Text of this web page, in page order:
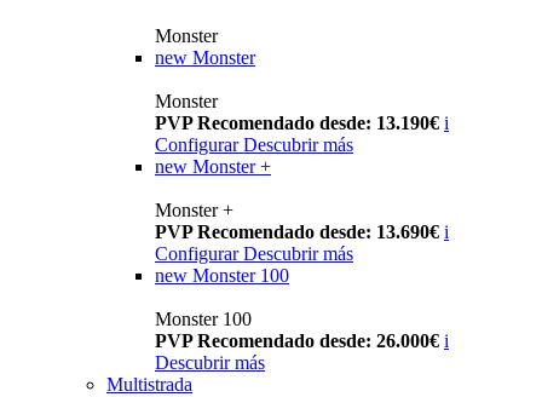
Monster
new Monster
Monster
PVP Recomendado desde: 13.190€ i
Configurar Descubrir más
new Monster +
Monster +
PVP Recomendado desde: 13.690€ i
Configurar Descubrir más
new Monster 100
Monster 100
PVP Recomendado desde: 26.000€ i
Descubrir más
Multistrada